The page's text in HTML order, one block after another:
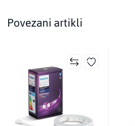
Povezani artikli